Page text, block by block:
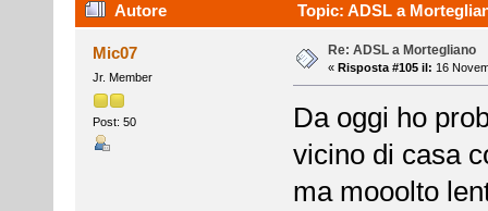
Autore Topic: ADSL a
Mic07
Jr. Member
Post: 50
Re: ADSL a Mortegliano
« Risposta #105 il: 16
Da oggi ho
vicino di casa
ma mooolto